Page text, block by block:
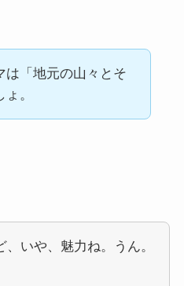
は「地元の山々とそ
。
いや、魅力ね。うん。